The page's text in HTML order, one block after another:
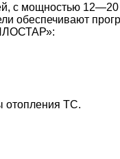
мощностью 12—20
обеспечивают
отопления ТС.